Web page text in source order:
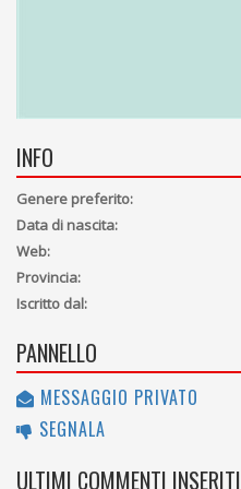
INFO
Genere preferito:
Data di nascita:
Web:
Provincia:
Iscritto dal:
PANNELLO
MESSAGGIO PRIVATO
SEGNALA
ULTIMI COMMENTI INSERITI